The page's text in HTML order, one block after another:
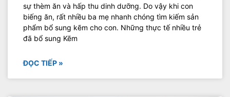
sự thèm ăn và hấp thu dinh dưỡng. Do vậy khi con
biếng ăn, rất nhiều ba mẹ nhanh chóng tìm kiếm sản
phẩm bổ sung kẽm cho con. Những thực tế nhiều trẻ
đã bổ sung Kẽm
ĐỌC TIẾP »